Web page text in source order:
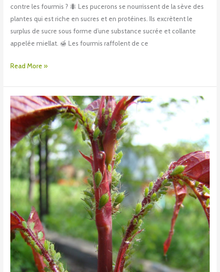
contre les fourmis ? 🐜 Les pucerons se nourrissent de la sève des
plantes qui est riche en sucres et en protéines. Ils excrètent le
surplus de sucre sous forme d’une substance sucrée et collante
appelée miellat. 🍯 Les fourmis raffolent de ce
Read More »
Les
pucerons